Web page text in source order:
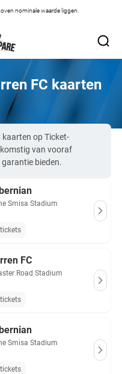
nominale waarde liggen.
FC kaarten
kaarten op Ticket-
van vooraf
bieden.
Smisa Stadium
FC
Road Stadium
Smisa Stadium